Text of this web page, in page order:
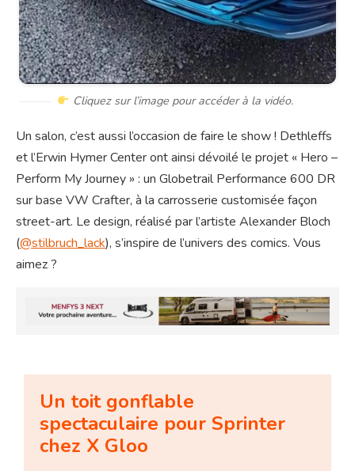
Cliquez sur l’image pour accéder à la vidéo.
Un salon, c’est aussi l’occasion de faire le show ! Dethleffs
et l’Erwin Hymer Center ont ainsi dévoilé le projet « Hero –
Perform My Journey » : un Globetrail Performance 600 DR
sur base VW Crafter, à la carrosserie customisée façon
street-art. Le design, réalisé par l’artiste Alexander Bloch
(@stilbruch_lack), s’inspire de l’univers des comics. Vous
aimez ?
Un toit gonflable
spectaculaire pour Sprinter
chez X Gloo